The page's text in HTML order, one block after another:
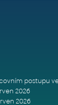
2026
2026